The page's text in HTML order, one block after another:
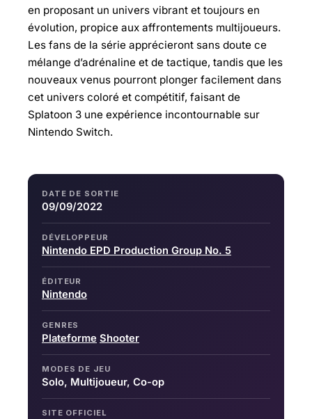
en proposant un univers vibrant et toujours en
évolution, propice aux affrontements multijoueurs.
Les fans de la série apprécieront sans doute ce
mélange d’adrénaline et de tactique, tandis que les
nouveaux venus pourront plonger facilement dans
cet univers coloré et compétitif, faisant de
Splatoon 3 une expérience incontournable sur
Nintendo Switch.
DATE DE SORTIE
09/09/2022
DÉVELOPPEUR
Nintendo EPD Production Group No. 5
ÉDITEUR
Nintendo
GENRES
Plateforme Shooter
MODES DE JEU
Solo, Multijoueur, Co-op
SITE OFFICIEL